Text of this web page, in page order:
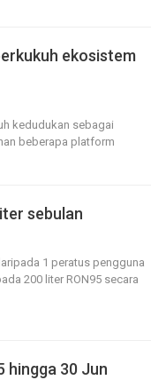
ekosistem
kedudukan sebagai
beberapa platform
sebulan
1 peratus pengguna
200 liter RON95 secara
hingga 30 Jun